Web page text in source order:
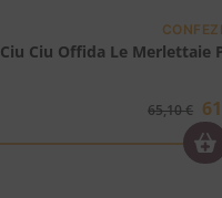
Ciu Ciu Offida Le Merlettaie
65,10€